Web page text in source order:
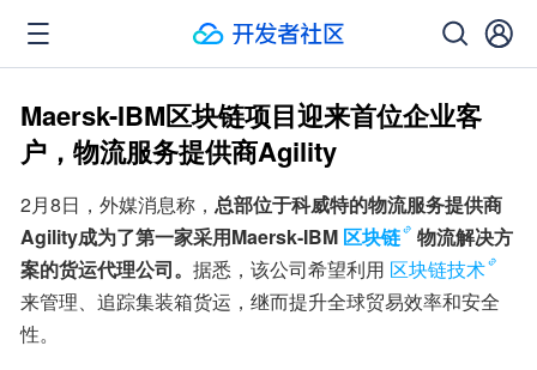
Maersk-IBM区块链项目迎来首位企业客
户，物流服务提供商Agility
2月8日，外媒消息称， 总部位于科威特的物流服务提供商
Agility成为了第一家采用Maersk-IBM 区块链
物流解决方
案的货运代理公司。 据悉，该公司希望利用 区块链技术
来管理、追踪集装箱货运，继而提升全球贸易效率和安全
性。